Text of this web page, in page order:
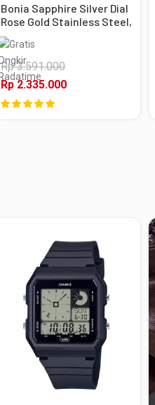
Bonia Sapphire Silver Dial
Rose Gold Stainless Steel,
Case Rose Gold
Rp 3.591.000
Rp 2.335.000